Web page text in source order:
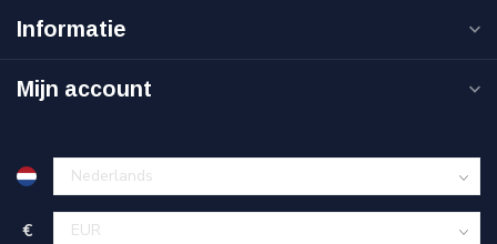
Informatie
Mijn account
€